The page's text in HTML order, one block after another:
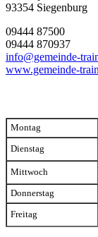
93354 Siegenburg
09444 87500
09444 870937
info@gemeinde-
www.gemeinde-
Montag
Dienstag
Mittwoch
Donnerstag
Freitag